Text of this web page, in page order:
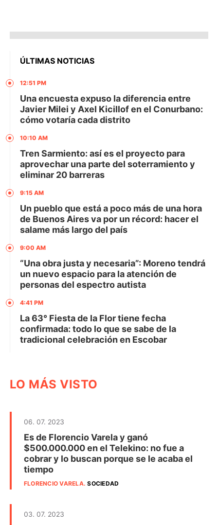
ÚLTIMAS NOTICIAS
12:51 PM
Una encuesta expuso la diferencia entre
Javier Milei y Axel Kicillof en el Conurbano:
cómo votaría cada distrito
10:10 AM
Tren Sarmiento: así es el proyecto para
aprovechar una parte del soterramiento y
eliminar 20 barreras
9:15 AM
Un pueblo que está a poco más de una hora
de Buenos Aires va por un récord: hacer el
salame más largo del país
9:00 AM
“Una obra justa y necesaria”: Moreno tendrá
un nuevo espacio para la atención de
personas del espectro autista
4:41 PM
La 63° Fiesta de la Flor tiene fecha
confirmada: todo lo que se sabe de la
tradicional celebración en Escobar
LO MÁS VISTO
06. 07. 2023
Es de Florencio Varela y ganó
$500.000.000 en el Telekino: no fue a
cobrar y lo buscan porque se le acaba el
tiempo
FLORENCIO VARELA.SOCIEDAD
03. 07. 2023